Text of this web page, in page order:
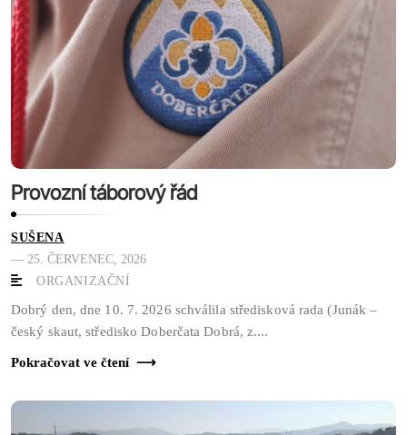
Provozní táborový řád
SUŠENA
— 25. ČERVENEC, 2026
ORGANIZAČNÍ
Dobrý den, dne 10. 7. 2026 schválila středisková rada (Junák –
český skaut, středisko Doberčata Dobrá, z....
Pokračovat ve čtení